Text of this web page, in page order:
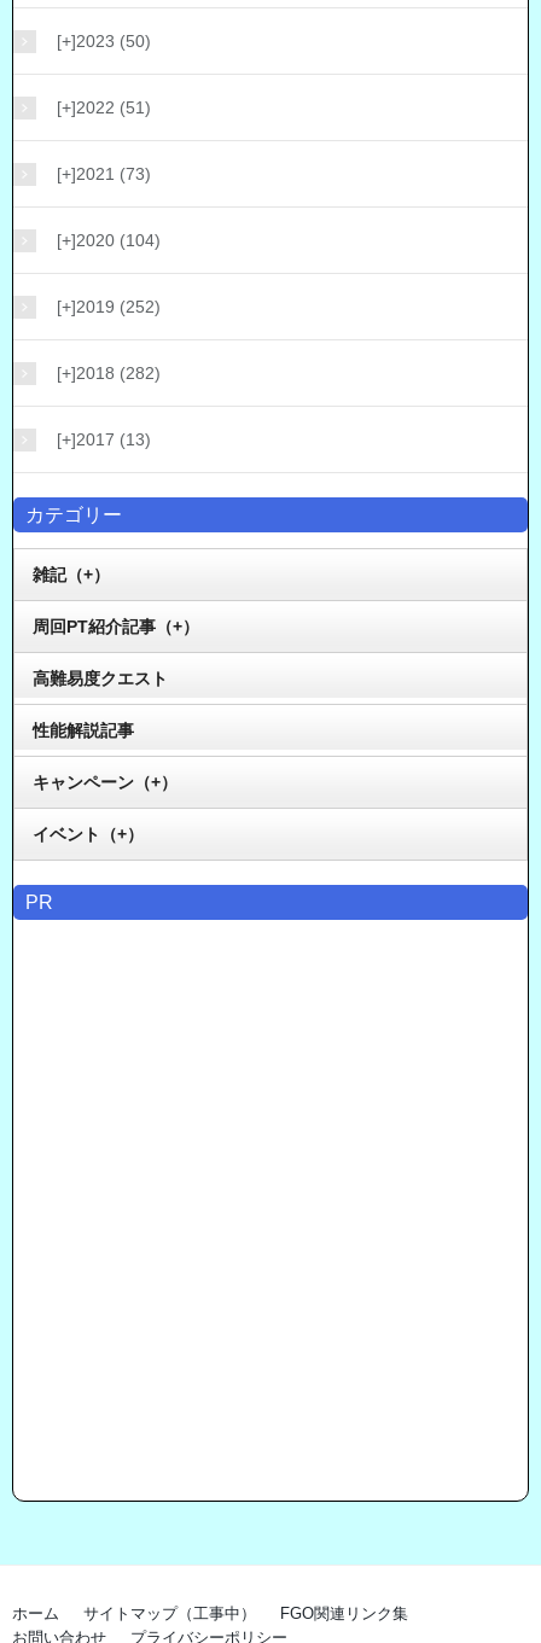
[+]2023 (50)
[+]2022 (51)
[+]2021 (73)
[+]2020 (104)
[+]2019 (252)
[+]2018 (282)
[+]2017 (13)
カテゴリー
雑記（+）
周回PT紹介記事（+）
高難易度クエスト
性能解説記事
キャンペーン（+）
イベント（+）
PR
ホーム サイトマップ（工事中）
FGO関連リンク集
お問い合わせ
プライバシーポリシー